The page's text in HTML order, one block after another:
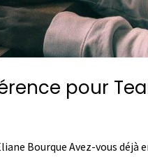
pour
Bourque Avez-vous déjà